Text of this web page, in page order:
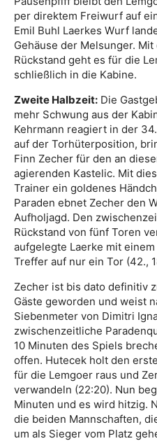
per direktem Freiwurf auf
Emil Buhl Laerkes Wurf
Gehäuse der Melsunger. Mit
Rückstand geht es für die
schließlich in die Kabine.
Zweite Halbzeit: Die
mehr Schwung aus der
Kehrmann reagiert in der
auf der Torhüterposition,
Finn Zecher für den an
agierenden Kastelic. Mit
Trainer ein goldenes
Paraden ebnet Zecher den
Aufholjagd. Den
Rückstand von fünf Toren
aufgelegte Laerke mit
Treffer auf nur ein Tor (42.,
Zecher ist bis dato definitiv
Gäste geworden und weist
Siebenmeter von Dimitri
zwischenzeitliche
10 Minuten des Spiels
offen. Hutecek holt den
für die Lemgoer raus und
verwandeln (22:20). Nun
Minuten und es wird hitzig.
die beiden Mannschaften,
um als Sieger vom Platz